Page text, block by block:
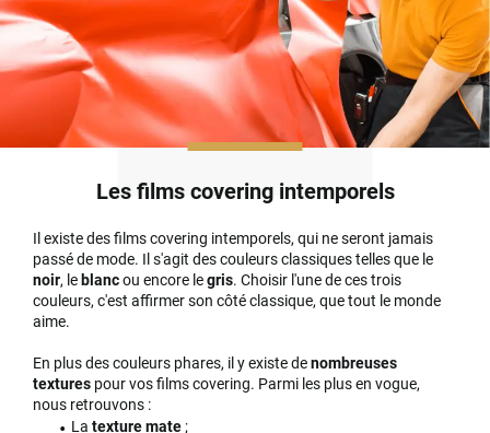
Les films covering intemporels
Il existe des films covering intemporels, qui ne seront jamais
passé de mode. Il s'agit des couleurs classiques telles que le
noir, le blancou encore legris. Choisir l'une de ces trois
couleurs, c'est affirmer son côté classique, que tout le monde
aime.
En plus des couleurs phares, il y existe denombreuses
textures pour vos films covering. Parmi les plus en vogue,
nous retrouvons :
Latexturemate;